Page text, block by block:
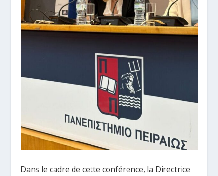
Dans le cadre de cette conférence, la Directrice